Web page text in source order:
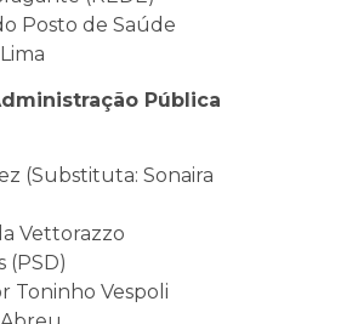
Posto de Saúde
Pública
(Substituta: Sonaira
Vettorazzo
(PSD)
Toninho Vespoli